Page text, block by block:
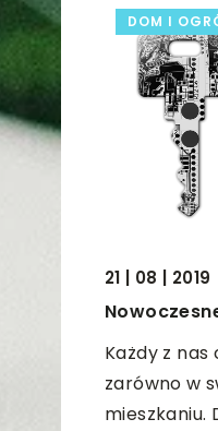
DOM I
21 | 08 | 2019
Każdy z
zarówno w
mieszkaniu.